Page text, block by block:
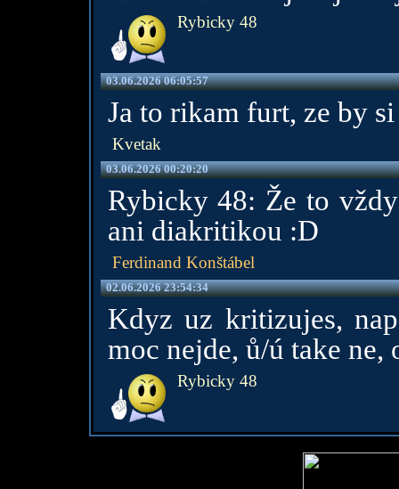
Rybicky 48
03.06.2026 06:05:57
Ja to rikam furt, ze by
Kvetak
03.06.2026 00:20:20
Rybicky 48: Že to
ani diakritikou :D
Ferdinand Konštábel
02.06.2026 23:54:34
Kdyz uz kritizujes,
moc nejde, ů/ú take
Rybicky 48